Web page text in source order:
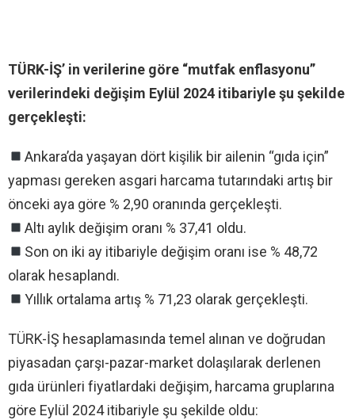
TÜRK-İŞ’ in verilerine göre “mutfak enflasyonu”
verilerindeki değişim Eylül 2024 itibariyle şu şekilde
gerçekleşti:
Ankara’da yaşayan dört kişilik bir ailenin “gıda için”
yapması gereken asgari harcama tutarındaki artış bir
önceki aya göre % 2,90 oranında gerçekleşti.
Altı aylık değişim oranı % 37,41 oldu.
Son on iki ay itibariyle değişim oranı ise % 48,72
olarak hesaplandı.
Yıllık ortalama artış % 71,23 olarak gerçekleşti.
TÜRK-İŞ hesaplamasında temel alınan ve doğrudan
piyasadan çarşı-pazar-market dolaşılarak derlenen
gıda ürünleri fiyatlardaki değişim, harcama gruplarına
göre Eylül 2024 itibariyle şu şekilde oldu: